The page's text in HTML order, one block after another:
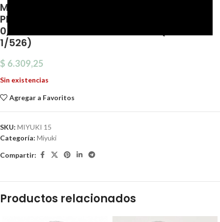
MIYUKI ROUN ROCAILLES VIDRIO 11/0 GRIS
PLATA METALIZADO 2MM AGUJERO
0,8MM.TUBO CON 10 GRS MIYUKI. (EMA 14-
1/526)
$ 6.309,25
Sin existencias
Agregar a Favoritos
SKU: MIYUKI 15
Categoría: Miyuki
Compartir:
Productos relacionados